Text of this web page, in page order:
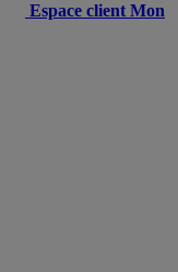
Espace client Mon